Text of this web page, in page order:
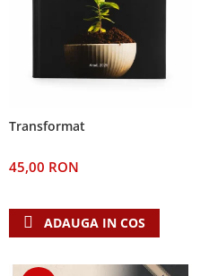
Transformat
45,00 RON
ADAUGA IN COS